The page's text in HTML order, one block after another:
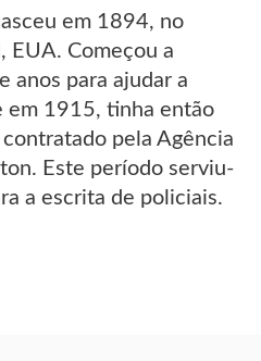
em 1894, no
EUA. Começou a
anos para ajudar a
em 1915, tinha então
pela Agência
Este período serviu-
a escrita de policiais.